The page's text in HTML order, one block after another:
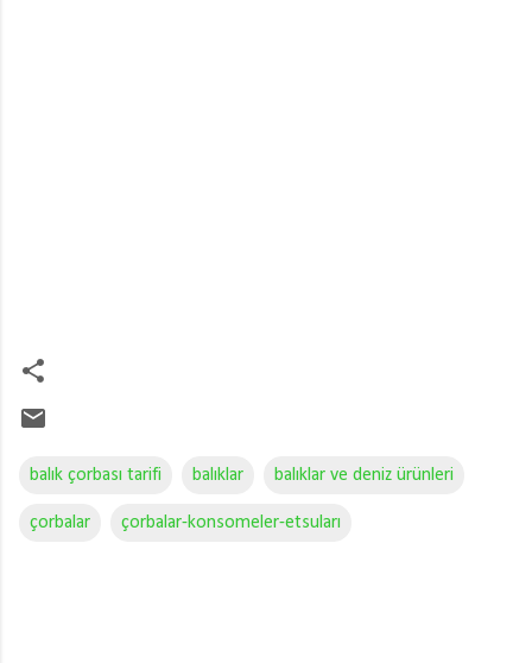
balık çorbası tarifi balıklar balıklar ve deniz ürünleri
çorbalar çorbalar-konsomeler-etsuları